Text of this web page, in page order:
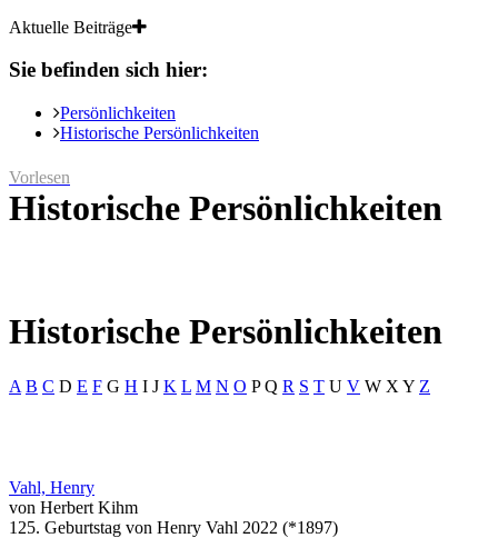
Aktuelle Beiträge
Sie befinden sich hier:
Persönlichkeiten
Historische Persönlichkeiten
Vorlesen
Historische Persönlichkeiten
Historische Persönlichkeiten
A B C D E F G H I J K L M N O PQ R S T U V W X Y Z
Vahl, Henry
von Herbert Kihm
125. Geburtstag von Henry Vahl 2022 (*1897)